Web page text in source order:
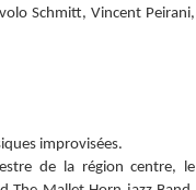
Schmitt, Vincent Peirani,
improvisées.
de la région centre, le